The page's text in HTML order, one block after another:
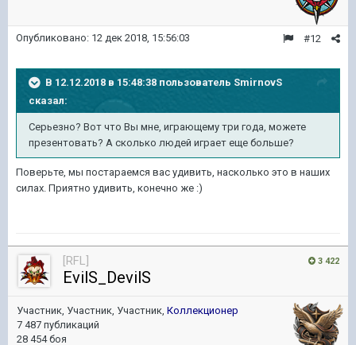
#12
Опубликовано: 12 дек 2018, 15:56:03
В 12.12.2018 в 15:48:38 пользователь SmirnovS
сказал:
Серьезно? Вот что Вы мне, играющему три года, можете
презентовать? А сколько людей играет еще больше?
Поверьте, мы постараемся вас удивить, насколько это в наших
силах. Приятно удивить, конечно же :)
3 422
[RFL]
EvilS_DevilS
Участник, Участник, Участник, Коллекционер
7 487 публикаций
28 454 боя